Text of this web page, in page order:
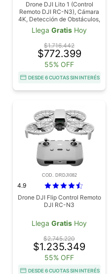
Drone DJI Lito 1 (Control
Remoto DJI RC-N3), Cámara
4K, Detección de Obstáculos,
ActiveTrack, Video 4K e
Imágenes 8K, Ligero y
Plegable, Transmisión de
Video 15 km
Llega Gratis Hoy
$1.716.442
$772.399
55% OFF
DESDE 6 CUOTAS SIN INTERÉS
COD. DRDJI082
4.9
Drone DJI Flip Control Remoto
DJI RC-N3
Llega Gratis Hoy
$2.745.220
$1.235.349
55% OFF
DESDE 6 CUOTAS SIN INTERÉS